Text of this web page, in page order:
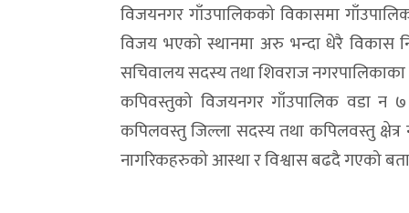
विजयनगर गाँउपालिकको विकासमा
विजय भएको स्थानमा अरु भन्दा धेरै विकास
सचिवालय सदस्य तथा शिवराज नगरपालिकाका
कपिवस्तुको विजयनगर गाँउपालिक वडा न ७
कपिलवस्तु जिल्ला सदस्य तथा कपिलवस्तु
नागरिकहरुको आस्था र विश्वास बढदै गएको